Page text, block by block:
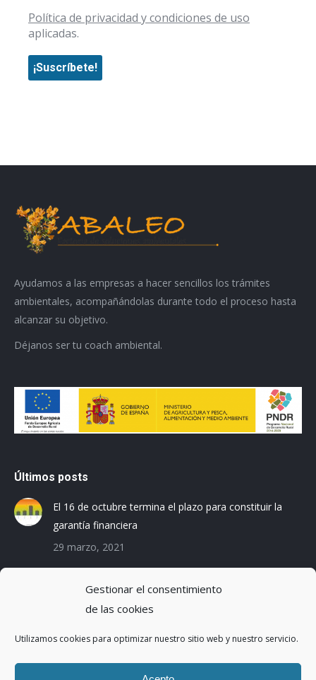
Gestionar el consentimiento
de las cookies
Utilizamos cookies para optimizar nuestro sitio web y nuestro servicio.
Política de privacidad y condiciones de uso
aplicadas.
Ayudamos a las empresas a hacer sencillos los trámites
ambientales, acompañándolas durante todo el proceso hasta
alcanzar su objetivo.
Déjanos ser tu coach ambiental.
Últimos posts
El 16 de octubre termina el plazo para constituir la
garantía financiera
29 marzo, 2021
de la Huella de Carbono
3 diciembre, 2019
Reduciendo la Huella Hídrica en una planta de
montaje de coches